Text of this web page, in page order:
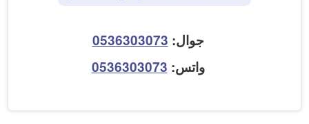
جوال: 0536303073
واتس: 0536303073